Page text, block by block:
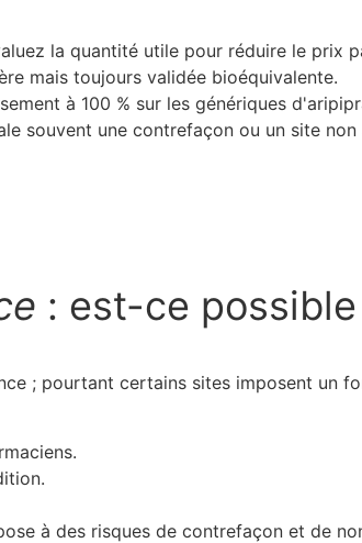
la quantité utile pour réduire le prix
mais toujours validée bioéquivalente.
à 100 % sur les génériques
souvent une contrefaçon ou un site non
: est-ce possible
; pourtant certains sites imposent un
à des risques de contrefaçon et de